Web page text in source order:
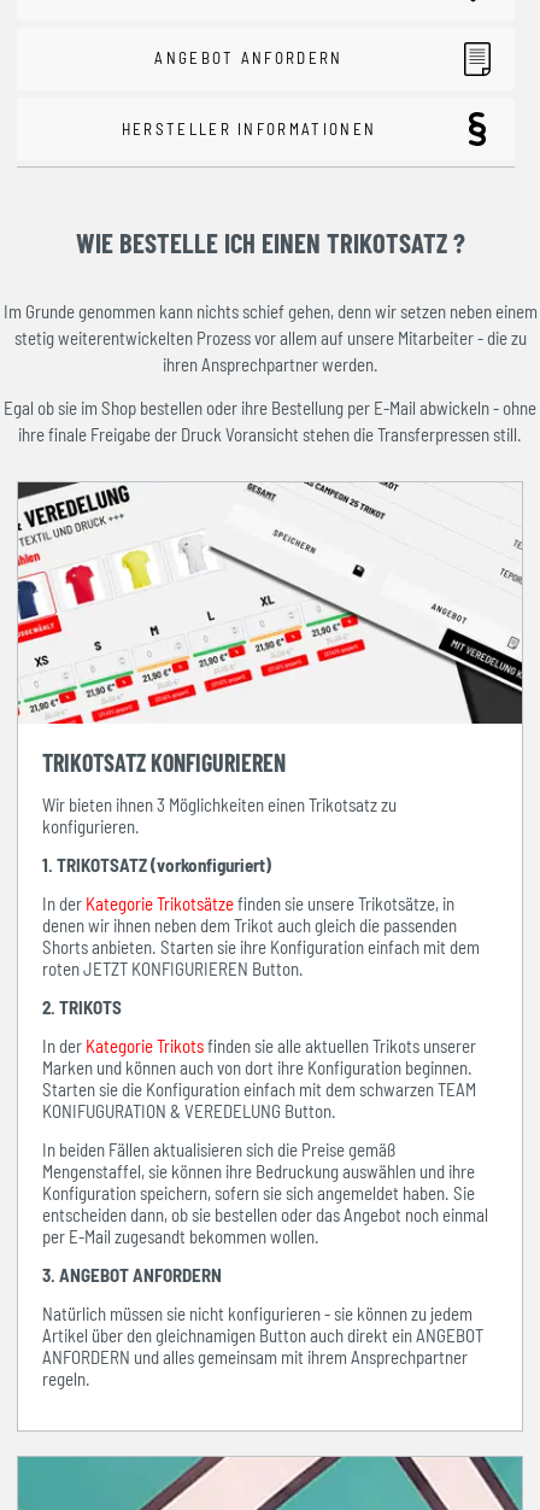
ANGEBOT ANFORDERN
HERSTELLER INFORMATIONEN
WIE BESTELLE ICH EINEN TRIKOTSATZ ?
Im Grunde genommen kann nichts schief gehen, denn wir setzen neben einem
stetig weiterentwickelten Prozess vor allem auf unsere Mitarbeiter - die zu
ihren Ansprechpartner werden.
Egal ob sie im Shop bestellen oder ihre Bestellung per E-Mail abwickeln - ohne
ihre finale Freigabe der Druck Voransicht stehen die Transferpressen still.
TRIKOTSATZ KONFIGURIEREN
Wir bieten ihnen 3 Möglichkeiten einen Trikotsatz zu
konfigurieren.
1. TRIKOTSATZ (vorkonfiguriert)
In der Kategorie Trikotsätzefinden sie unsere Trikotsätze, in
denen wir ihnen neben dem Trikot auch gleich die passenden
Shorts anbieten. Starten sie ihre Konfiguration einfach mit dem
roten JETZT KONFIGURIEREN Button.
2. TRIKOTS
In der Kategorie Trikotsfinden sie alle aktuellen Trikots unserer
Marken und können auch von dort ihre Konfiguration beginnen.
Starten sie die Konfiguration einfach mit dem schwarzen TEAM
KONIFUGURATION & VEREDELUNG Button.
In beiden Fällen aktualisieren sich die Preise gemäß
Mengenstaffel, sie können ihre Bedruckung auswählen und ihre
Konfiguration speichern, sofern sie sich angemeldet haben. Sie
entscheiden dann, ob sie bestellen oder das Angebot noch einmal
per E-Mail zugesandt bekommen wollen.
3. ANGEBOT ANFORDERN
Natürlich müssen sie nicht konfigurieren - sie können zu jedem
Artikel über den gleichnamigen Button auch direkt ein ANGEBOT
ANFORDERN und alles gemeinsam mit ihrem Ansprechpartner
regeln.